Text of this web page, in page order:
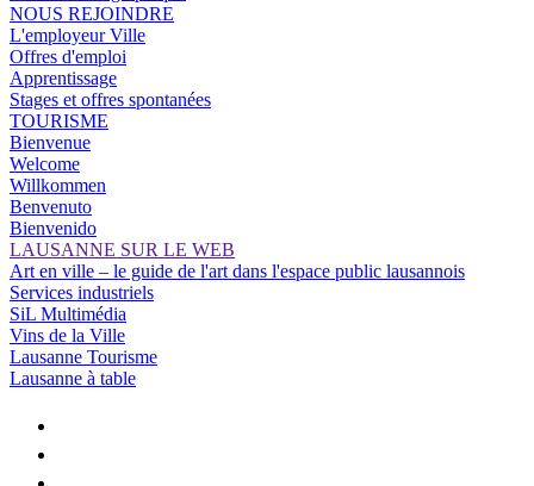
NOUS REJOINDRE
L'employeur Ville
Offres d'emploi
Apprentissage
Stages et offres spontanées
TOURISME
Bienvenue
Welcome
Willkommen
Benvenuto
Bienvenido
LAUSANNE SUR LE WEB
Art en ville – le guide de l'art dans l'espace public lausannois
Services industriels
SiL Multimédia
Vins de la Ville
Lausanne Tourisme
Lausanne à table